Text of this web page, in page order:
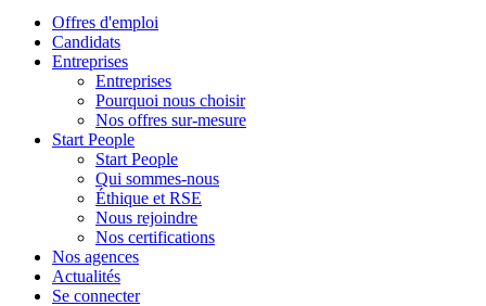
Offres d'emploi
Candidats
Entreprises
Entreprises
Pourquoi nous choisir
Nos offres sur-mesure
Start People
Start People
Qui sommes-nous
Éthique et RSE
Nous rejoindre
Nos certifications
Nos agences
Actualités
Se connecter